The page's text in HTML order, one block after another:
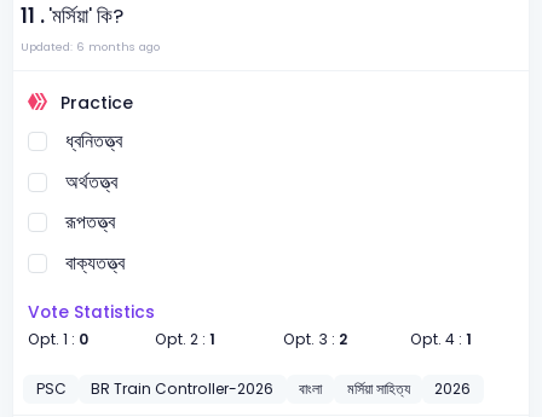
11 .'মর্সিয়া' কি?
Updated: 6 months ago
Practice
ধ্বনিতত্ত্ব
অর্থতত্ত্ব
রূপতত্ত্ব
বাক্যতত্ত্ব
Vote Statistics
Opt. 1 : 0 Opt. 2 :1 Opt. 3 : 2 Opt. 4 : 1
PSC BR Train Controller-2026 বাংলা মর্সিয়া সাহিত্য 2026